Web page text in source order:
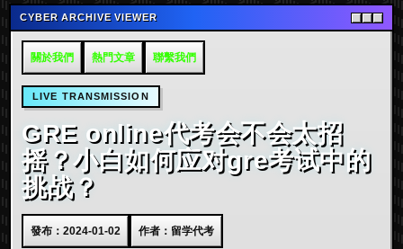
CYBER ARCHIVE VIEWER
關於我們 熱門文章 聯繫我們
LIVE TRANSMISSION
GRE online代考会不会太招
摇？小白如何应对gre考试中的
挑战？
發布：2024-01-02 作者：留学代考